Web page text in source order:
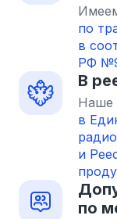
по
в
РФ
В
Наше
в
и
по